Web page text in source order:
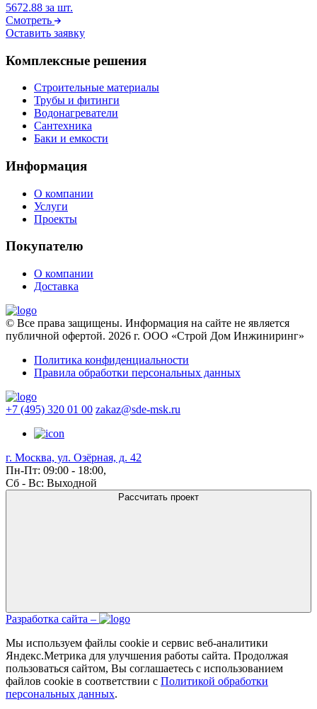
5672.88 за шт.
Смотреть
Оставить заявку
Комплексные решения
Строительные материалы
Трубы и фитинги
Водонагреватели
Сантехника
Баки и емкости
Информация
О компании
Услуги
Проекты
Покупателю
О компании
Доставка
© Все права защищены. Информация на сайте не является
публичной офертой. 2026 г. ООО «Строй Дом Инжиниринг»
Политика конфиденциальности
Правила обработки персональных данных
+7 (495) 320 01 00 zakaz@sde-msk.ru
г. Москва, ул. Озёрная, д. 42
Пн-Пт: 09:00 - 18:00,
Сб - Вс: Выходной
Рассчитать проект
Разработка сайта –
Мы используем файлы cookie и сервис веб-аналитики
Яндекс.Метрика для улучшения работы сайта. Продолжая
пользоваться сайтом, Вы соглашаетесь с использованием
файлов cookie в соответствии с Политикой обработки
персональных данных.